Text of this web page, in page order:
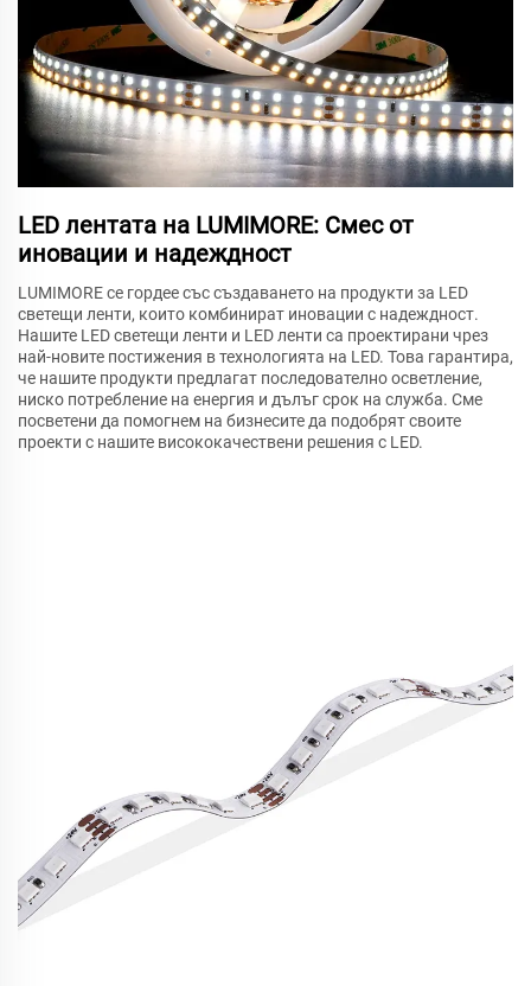
LED лентата на LUMIMORE: Смес от
иновации и надеждност
LUMIMORE се гордее със създаването на продукти за LED
светещи ленти, които комбинират иновации с надеждност.
Нашите LED светещи ленти и LED ленти са проектирани чрез
най-новите постижения в технологията на LED. Това гарантира,
че нашите продукти предлагат последователно осветление,
ниско потребление на енергия и дълъг срок на служба. Сме
посветени да помогнем на бизнесите да подобрят своите
проекти с нашите висококачествени решения с LED.